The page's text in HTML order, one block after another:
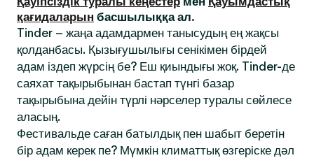
қағидаларын басшылыққа ал.
Tinder – жаңа адамдармен танысудың ең жақсы
қолданбасы. Қызығушылығы сенікімен бірдей
адам іздеп жүрсің бе? Еш қиындығы жоқ. Tinder-де
саяхат тақырыбынан бастап түнгі базар
тақырыбына дейін түрлі нәрселер туралы сөйлесе
аласың.
Фестивальде саған батылдық пен шабыт беретін
бір адам керек пе? Мүмкін климаттық өзгеріске дәл